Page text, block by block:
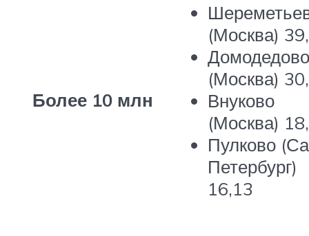
Более 10 млн
(Москва)
Домодедово
(Москва)
Внуково
(Москва)
Пулково
Петербург)
16,13